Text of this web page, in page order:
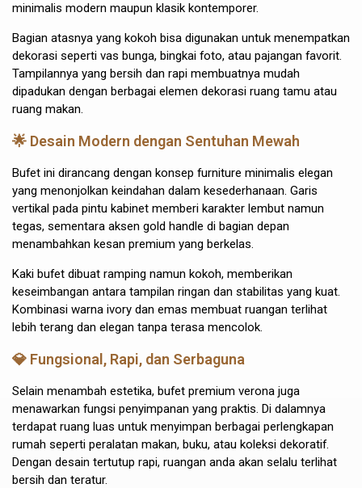
minimalis modern maupun klasik kontemporer.
Bagian atasnya yang kokoh bisa digunakan untuk menempatkan
dekorasi seperti vas bunga, bingkai foto, atau pajangan favorit.
Tampilannya yang bersih dan rapi membuatnya mudah
dipadukan dengan berbagai elemen dekorasi ruang tamu atau
ruang makan.
🌟 Desain Modern dengan Sentuhan Mewah
Bufet ini dirancang dengan konsep furniture minimalis elegan
yang menonjolkan keindahan dalam kesederhanaan. Garis
vertikal pada pintu kabinet memberi karakter lembut namun
tegas, sementara aksen gold handle di bagian depan
menambahkan kesan premium yang berkelas.
Kaki bufet dibuat ramping namun kokoh, memberikan
keseimbangan antara tampilan ringan dan stabilitas yang kuat.
Kombinasi warna ivory dan emas membuat ruangan terlihat
lebih terang dan elegan tanpa terasa mencolok.
💎 Fungsional, Rapi, dan Serbaguna
Selain menambah estetika, bufet premium verona juga
menawarkan fungsi penyimpanan yang praktis. Di dalamnya
terdapat ruang luas untuk menyimpan berbagai perlengkapan
rumah seperti peralatan makan, buku, atau koleksi dekoratif.
Dengan desain tertutup rapi, ruangan anda akan selalu terlihat
bersih dan teratur.